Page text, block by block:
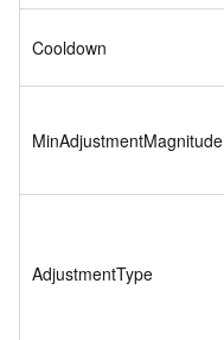
Cooldown
MinAdjustmentMagnitude
AdjustmentType